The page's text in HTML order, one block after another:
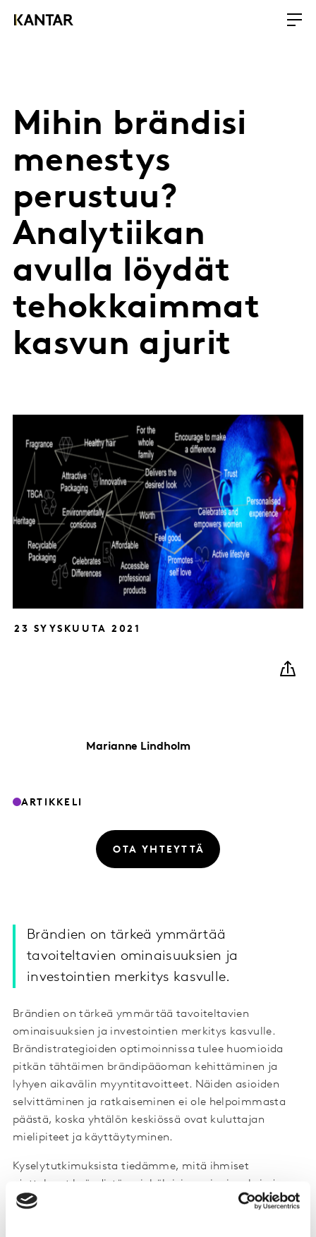
Mihin brändisi
menestys
perustuu?
Analytiikan
avulla löydät
tehokkaimmat
kasvun ajurit
23 SYYSKUUTA 2021
Marianne Lindholm
ARTIKKELI
OTA YHTEYTTÄ
Brändien on tärkeä ymmärtää
tavoiteltavien ominaisuuksien ja
investointien merkitys kasvulle.
Brändien on tärkeä ymmärtää tavoiteltavien
ominaisuuksien ja investointien merkitys kasvulle.
Brändistrategioiden optimoinnissa tulee huomioida
pitkän tähtäimen brändipääoman kehittäminen ja
lyhyen aikavälin myyntitavoitteet. Näiden asioiden
selvittäminen ja ratkaiseminen ei ole helpoimmasta
päästä, koska yhtälön keskiössä ovat kuluttajan
mielipiteet ja käyttäytyminen.
Kyselytutkimuksista tiedämme, mitä ihmiset
ajattelevat brändistä, minkälaisia ominaisuuksia ja
assosiaatioita brändeihin liittyy jne.
Todellisuudessa